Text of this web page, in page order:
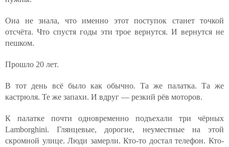
Она не знала, что именно этот поступок станет точкой
отсчёта. Что спустя годы эти трое вернутся. И вернутся не
пешком.
Прошло 20 лет.
В тот день всё было как обычно. Та же палатка. Та же
кастрюля. Те же запахи. И вдруг — резкий рёв моторов.
К палатке почти одновременно подъехали три чёрных
Lamborghini. Глянцевые, дорогие, неуместные на этой
скромной улице. Люди замерли. Кто-то достал телефон. Кто-